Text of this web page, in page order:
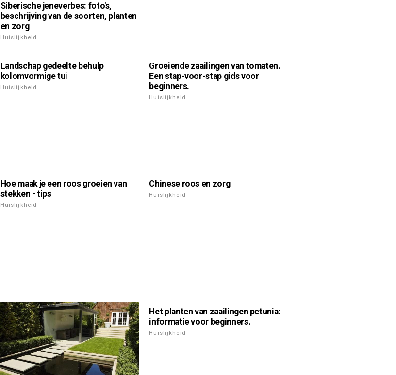
Siberische jeneverbes: foto's,
beschrijving van de soorten, planten
en zorg
Huislijkheid
Landschap gedeelte behulp
kolomvormige tui
Huislijkheid
Groeiende zaailingen van tomaten.
Een stap-voor-stap gids voor
beginners.
Huislijkheid
Hoe maak je een roos groeien van
stekken - tips
Huislijkheid
Chinese roos en zorg
Huislijkheid
Het planten van zaailingen petunia:
informatie voor beginners.
Huislijkheid